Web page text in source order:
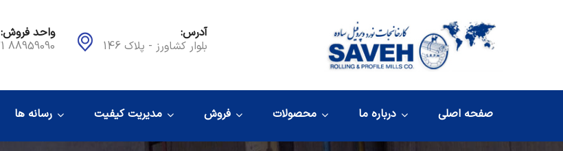
آدرس:
بلوار کشاورز - پلاک 146
واحد فروش:
88959090 021
صفحه اصلی درباره ما محصولات فروش مدیریت کیفیت رسانه ها